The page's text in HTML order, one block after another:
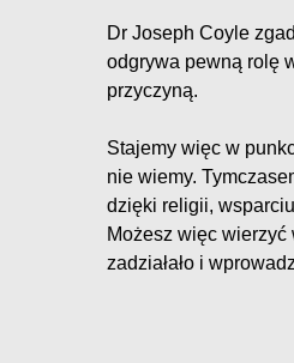
Dr Joseph Coyle
odgrywa pewną rolę
przyczyną.
Stajemy więc w
nie wiemy.
dzięki religii,
Możesz więc
zadziałało i